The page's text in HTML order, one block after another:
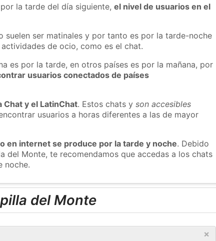
la tarde del día siguiente,el nivel de usuarios en el
ser matinales y por tanto es por la tarde-noche
de ocio, como es el chat.
es por la tarde, en otros países es por la mañana, por
usuarios conectados de países
y el LatinChat. Estos chats yson accesibles
usuarios a horas diferentes a las de mayor
en internet se produce por la tarde y noche. Debido
del Monte, te recomendamos que accedas a los chats
noche.
del Monte
×